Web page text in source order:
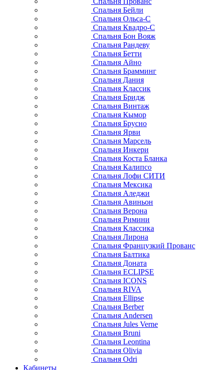
Спальня Бейли
Спальня Ольса-С
Спальня Квадро-С
Спальня Бон Вояж
Спальня Рандеву
Спальня Бетти
Спальня Айно
Спальня Брамминг
Спальня Дания
Спальня Классик
Спальня Бридж
Спальня Винтаж
Спальня Кымор
Спальня Брусно
Спальня Ярви
Спальня Марсель
Спальня Инкери
Спальня Коста Бланка
Спальня Калипсо
Спальня Лофи СИТИ
Спальня Мексика
Спальня Аледжи
Спальня Авиньон
Спальня Верона
Спальня Римини
Спальня Классика
Спальня Лирона
Спальня Французкий Прованс
Спальня Балтика
Спальня Доната
Спальня ECLIPSE
Спальня ICONS
Спальня RIVA
Спальня Ellipse
Спальня Berber
Спальня Andersen
Спальня Jules Verne
Спальня Bruni
Спальня Leontina
Спальня Olivia
Спальня Odri
Кабинеты